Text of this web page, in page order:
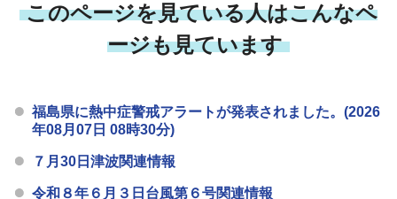
このページを見ている人はこんなペ
ージも見ています
福島県に熱中症警戒アラートが発表されました。(2026
年08月07日 08時30分)
７月30日津波関連情報
令和８年６月３日台風第６号関連情報